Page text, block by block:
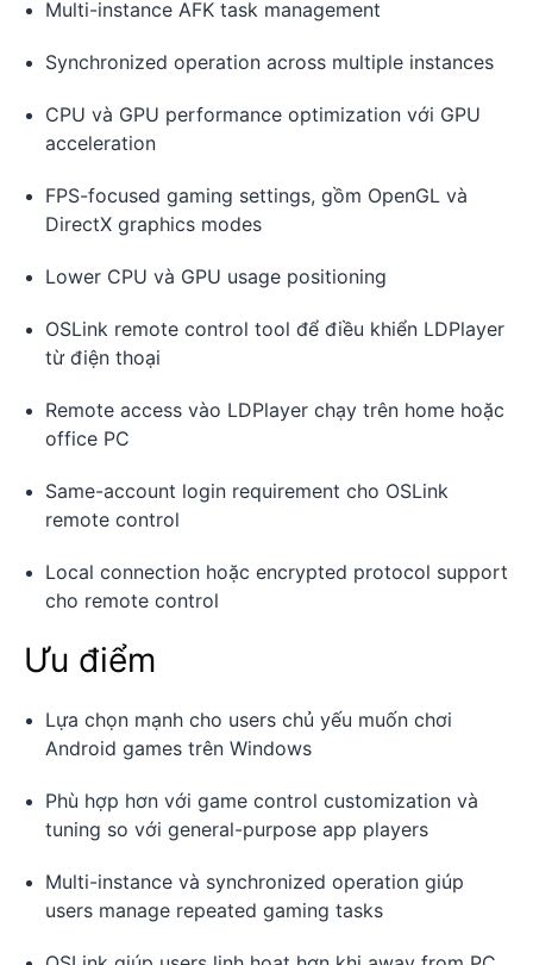
Multi-instance AFK task management
Synchronized operation across multiple instances
CPU và GPU performance optimization với GPU
acceleration
FPS-focused gaming settings, gồm OpenGL và
DirectX graphics modes
Lower CPU và GPU usage positioning
OSLink remote control tool để điều khiển LDPlayer
từ điện thoại
Remote access vào LDPlayer chạy trên home hoặc
office PC
Same-account login requirement cho OSLink
remote control
Local connection hoặc encrypted protocol support
cho remote control
Ưu điểm
Lựa chọn mạnh cho users chủ yếu muốn chơi
Android games trên Windows
Phù hợp hơn với game control customization và
tuning so với general-purpose app players
Multi-instance và synchronized operation giúp
users manage repeated gaming tasks